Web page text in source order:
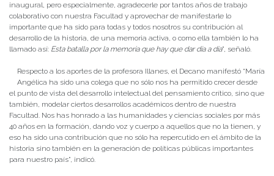
inaugural, pero especialmente, agradecerle por tantos años de trabajo
colaborativo con nuestra Facultad y aprovechar de manifestarle lo
importante que ha sido para todas y todos nosotros su contribución al
desarrollo de la historia, de una memoria activa, o como ella también lo ha
llamado así: Esta batalla por la memoria que hay que dar día a día”, señaló.
Respecto a los aportes de la profesora Illanes, el Decano manifestó “María
Angélica ha sido una colega que no sólo nos ha permitido crecer desde
el punto de vista del desarrollo intelectual del pensamiento crítico, sino que
también, modelar ciertos desarrollos académicos dentro de nuestra
Facultad. Nos has honrado a las humanidades y ciencias sociales por más
40 años en la formación, dando voz y cuerpo a aquellos que no la tienen, y
eso ha sido una contribución que no sólo ha repercutido en el ámbito de la
historia sino también en la generación de políticas públicas importantes
para nuestro país”, indicó.